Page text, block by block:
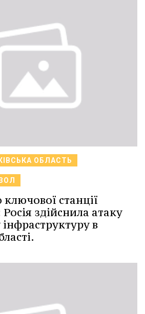
ОБЛАСТЬ
ключової станції
здійснила атаку
в